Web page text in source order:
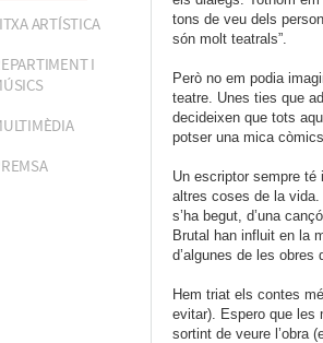
ARTÍSTICA
I
tons de veu dels
són molt teatrals”.
Però no em podia
teatre. Unes ties que
decideixen que tots
potser una mica
Un escriptor sempre té
altres coses de la vida.
s’ha begut, d’una
Brutal han influit en la
d’algunes de les
Hem triat els contes
evitar). Espero que les
sortint de veure l’obra